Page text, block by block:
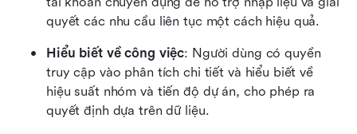
quyết các nhu cầu liên tục một cách hiệu quả.
Hiểu biết về công việc: Người dùng có quyền
truy cập vào phân tích chi tiết và hiểu biết về
hiệu suất nhóm và tiến độ dự án, cho phép ra
quyết định dựa trên dữ liệu.